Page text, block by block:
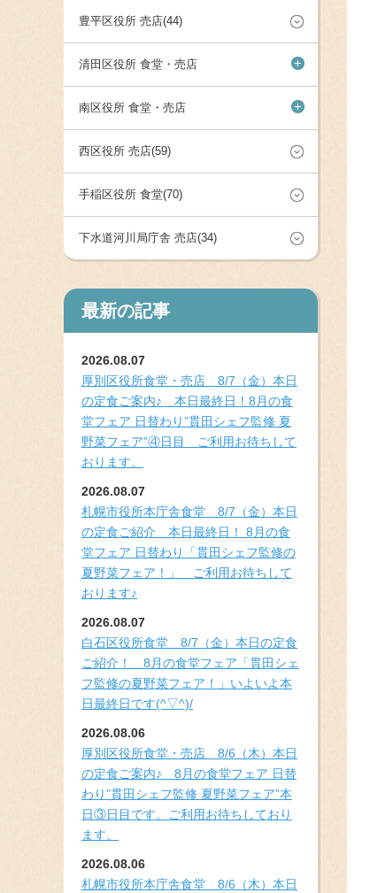
豊平区役所 売店(44)
清田区役所 食堂・売店 +
南区役所 食堂・売店 +
西区役所 売店(59)
手稲区役所 食堂(70)
下水道河川局庁舎 売店(34)
最新の記事
2026.08.07
厚別区役所食堂・売店 8/7（金）本日
の定食ご案内♪ 本日最終日！8月の食
堂フェア 日替わり”貫田シェフ監修 夏
野菜フェア”④日目 ご利用お待ちして
おります。
2026.08.07
札幌市役所本庁舎食堂 8/7（金）本日
の定食ご紹介 本日最終日！ 8月の食
堂フェア 日替わり「貫田シェフ監修の
夏野菜フェア！」 ご利用お待ちして
おります♪
2026.08.07
白石区役所食堂 8/7（金）本日の定食
ご紹介！ 8月の食堂フェア「貫田シェ
フ監修の夏野菜フェア！」いよいよ本
日最終日です(^▽^)/
2026.08.06
厚別区役所食堂・売店 8/6（木）本日
の定食ご案内♪ 8月の食堂フェア 日替
わり”貫田シェフ監修 夏野菜フェア”本
日③日目です。ご利用お待ちしており
ます。
2026.08.06
札幌市役所本庁舎食堂 8/6（木）本日